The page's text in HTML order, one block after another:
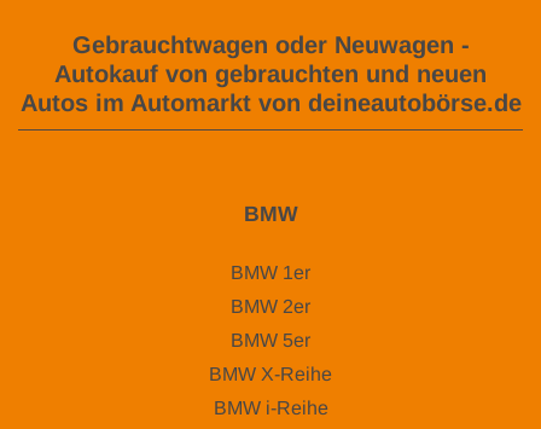
Gebrauchtwagen oder Neuwagen -
Autokauf von gebrauchten und neuen
Autos im Automarkt von deineautobörse.de
BMW
BMW 1er
BMW 2er
BMW 5er
BMW X-Reihe
BMW i-Reihe